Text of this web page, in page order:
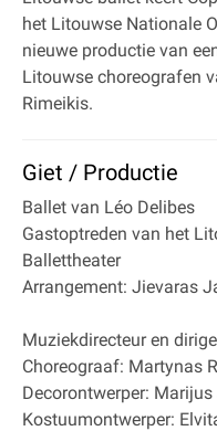
het Litouwse Nationale
nieuwe productie van
Litouwse choreografen
Rimeikis.
Giet / Productie
Ballet van Léo Delibes
Gastoptreden van het
Ballettheater
Arrangement: Jievaras
Muziekdirecteur en
Choreograaf: Martynas
Decorontwerper:
Kostuumontwerper: